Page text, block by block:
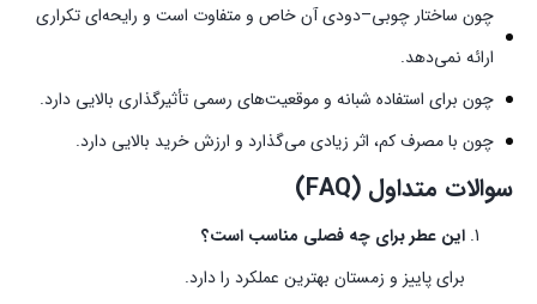
چون ساختار چوبی–دودی آن خاص و متفاوت است و رایحه‌ای تکراری
ارائه نمی‌دهد.
چون برای استفاده شبانه و موقعیت‌های رسمی تأثیرگذاری بالایی دارد.
چون با مصرف کم، اثر زیادی می‌گذارد و ارزش خرید بالایی دارد.
سوالات متداول (FAQ)
این عطر برای چه فصلی مناسب است؟
برای پاییز و زمستان بهترین عملکرد را دارد.